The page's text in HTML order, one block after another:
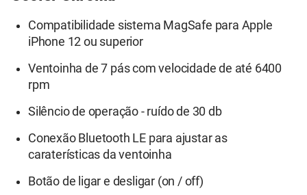
Compatibilidade sistema MagSafe para Apple
iPhone 12 ou superior
Ventoinha de 7 pás com velocidade de até 6400
rpm
Silêncio de operação - ruído de 30 db
Conexão Bluetooth LE para ajustar as
caraterísticas da ventoinha
Botão de ligar e desligar (on / off)